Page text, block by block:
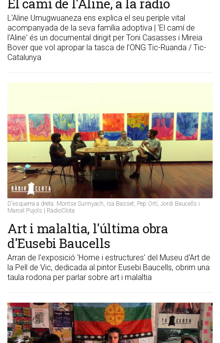
El camí de l'Aline, a la ràdio
L'Aline Umugwuaneza ens explica el seu periple vital
acompanyada de la seva família adoptiva | 'El camí de
l'Aline' és un documental dirigit per Toni Casasses i Mireia
Bover que vol apropar la tasca de l'ONG Tic-Ruanda / Tic-
Catalunya
D'esquerra a dreta: Montse Surinyach, Isa Basset, Pep Ortí, Jordi Baucells i
Marcel Pujols | RàdioClota
Art i malaltia, l'última obra
d'Eusebi Baucells
Arran de l'exposició 'Home i estructures' del Museu d'Art de
la Pell de Vic, dedicada al pintor Eusebi Baucells, obrim una
taula rodona per parlar sobre art i malaltia